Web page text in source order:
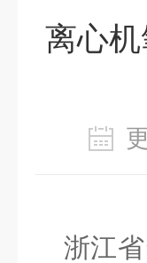
离心
浙江